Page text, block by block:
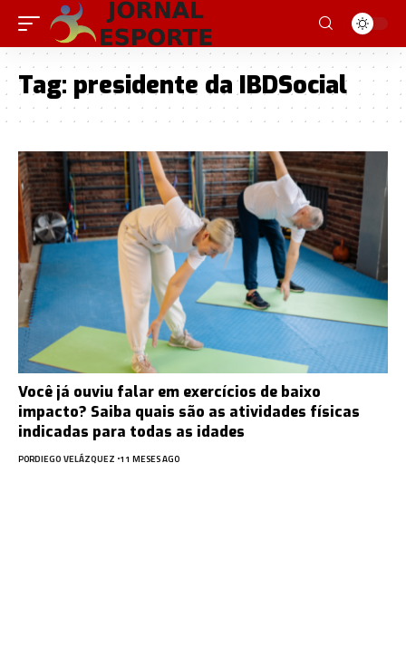
Tag: presidente da IBDSocial
Você já ouviu falar em exercícios de baixo
impacto? Saiba quais são as atividades físicas
indicadas para todas as idades
PORDIEGO VELÁZQUEZ 11 MESES AGO